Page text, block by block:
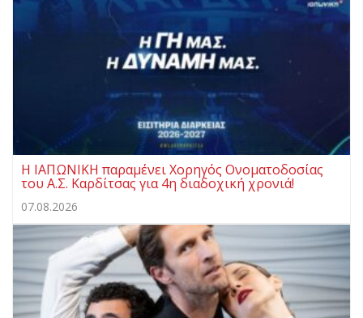
Η ΙΑΠΩΝΙΚΗ παραμένει Χορηγός Ονοματοδοσίας
του Α.Σ. Καρδίτσας για 4η διαδοχική χρονιά!
07.08.2026